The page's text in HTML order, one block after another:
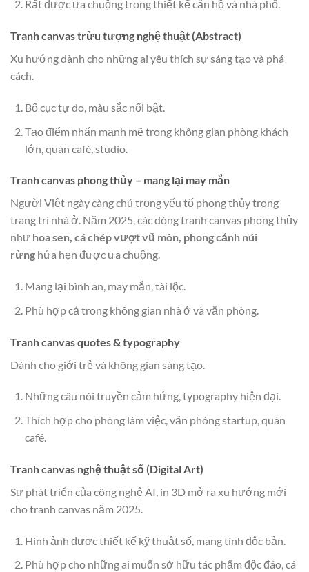
Rất được ưa chuộng trong thiết kế căn hộ và nhà phố.
Tranh canvas trừu tượng nghệ thuật (Abstract)
Xu hướng dành cho những ai yêu thích sự sáng tạo và phá
cách.
Bố cục tự do, màu sắc nổi bật.
Tạo điểm nhấn mạnh mẽ trong không gian phòng khách
lớn, quán café, studio.
Tranh canvas phong thủy – mang lại may mắn
Người Việt ngày càng chú trọng yếu tố phong thủy trong
trang trí nhà ở. Năm 2025, các dòng tranh canvas phong thủy
như hoa sen, cá chép vượt vũ môn, phong cảnh núi
rừng hứa hẹn được ưa chuộng.
Mang lại bình an, may mắn, tài lộc.
Phù hợp cả trong không gian nhà ở và văn phòng.
Tranh canvas quotes & typography
Dành cho giới trẻ và không gian sáng tạo.
Những câu nói truyền cảm hứng, typography hiện đại.
Thích hợp cho phòng làm việc, văn phòng startup, quán
café.
Tranh canvas nghệ thuật số (Digital Art)
Sự phát triển của công nghệ AI, in 3D mở ra xu hướng mới
cho tranh canvas năm 2025.
Hình ảnh được thiết kế kỹ thuật số, mang tính độc bản.
Phù hợp cho những ai muốn sở hữu tác phẩm độc đáo, cá